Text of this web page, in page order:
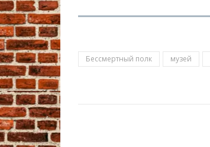
Бессмертный полк музей